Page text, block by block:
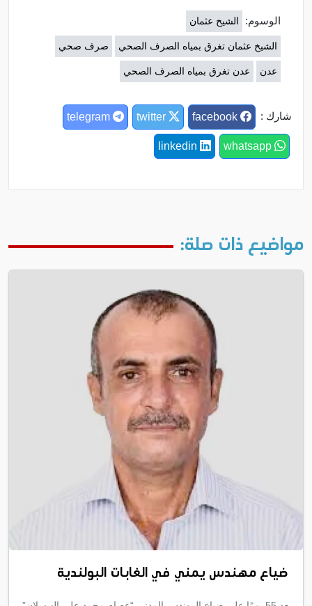
الوسوم: الشيخ عثمان
الشيخ عثمان تغرق بمياه الصرف الصحي صرف صحي
عدن عدن تغرق بمياه الصرف الصحي
شارك :
مواضيع ذات صلة:
ضياع مهندس يمني في الغابات البولندية